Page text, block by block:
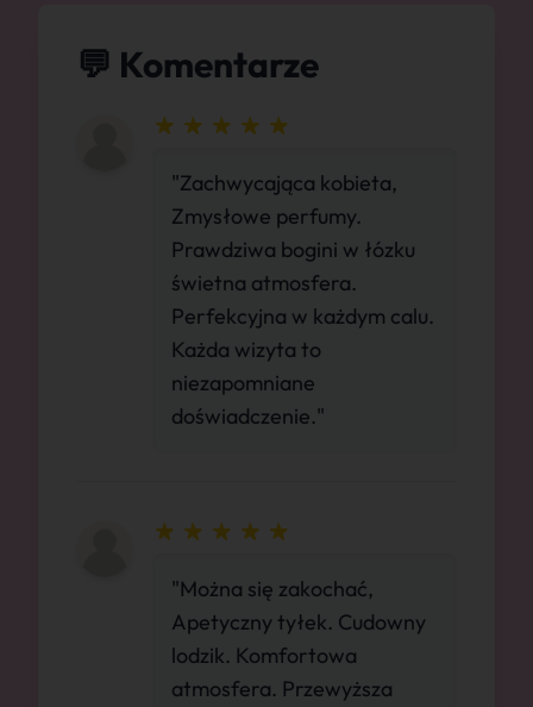
💬 Komentarze
"Zachwycająca kobieta,
Zmysłowe perfumy.
Prawdziwa bogini w łózku
świetna atmosfera.
Perfekcyjna w każdym calu.
Każda wizyta to
niezapomniane
doświadczenie."
"Można się zakochać,
Apetyczny tyłek. Cudowny
lodzik. Komfortowa
atmosfera. Przewyższa